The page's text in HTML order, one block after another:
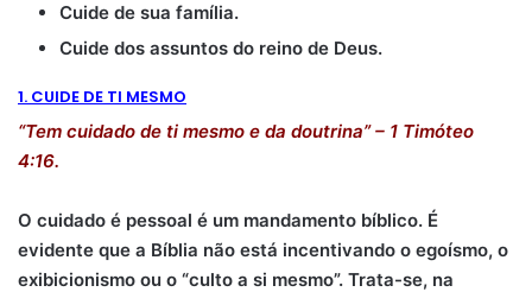
Cuide de sua família.
Cuide dos assuntos do reino de Deus.
1. CUIDE DE TI MESMO
“Tem cuidado de ti mesmo e da doutrina” – 1 Timóteo
4:16.
O cuidado é pessoal é um mandamento bíblico. É
evidente que a Bíblia não está incentivando o egoísmo, o
exibicionismo ou o “culto a si mesmo”. Trata-se, na